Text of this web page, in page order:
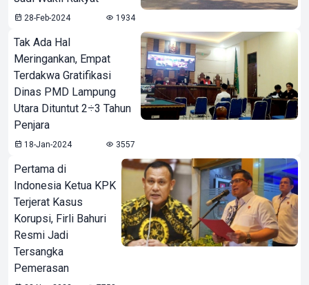
28-Feb-2024 1934
Tak Ada Hal
Meringankan, Empat
Terdakwa Gratifikasi
Dinas PMD Lampung
Utara Dituntut 2÷3 Tahun
Penjara
18-Jan-2024 3557
Pertama di
Indonesia Ketua KPK
Terjerat Kasus
Korupsi, Firli Bahuri
Resmi Jadi
Tersangka
Pemerasan